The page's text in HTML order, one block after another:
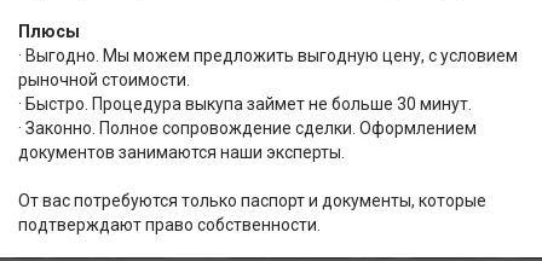
Плюсы
· Выгодно. Мы можем предложить выгодную цену, с условием
рыночной стоимости.
· Быстро. Процедура выкупа займет не больше 30 минут.
· Законно. Полное сопровождение сделки. Оформлением
документов занимаются наши эксперты.
От вас потребуются только паспорт и документы, которые
подтверждают право собственности.